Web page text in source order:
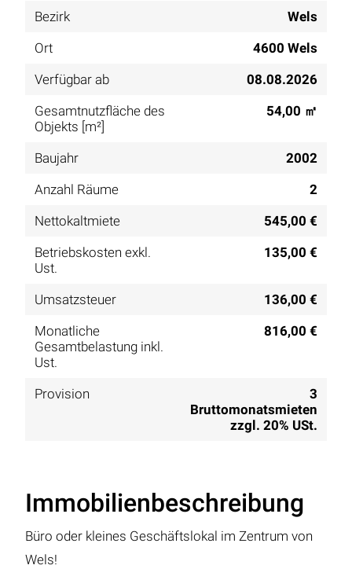
Bezirk
Wels
Ort
4600 Wels
Verfügbar ab
08.08.2026
Gesamtnutzfläche des
Objekts [m²]
54,00 ㎡
Baujahr
2002
Anzahl Räume
2
Nettokaltmiete
545,00 €
Betriebskosten exkl.
Ust.
135,00 €
Umsatzsteuer
136,00 €
Monatliche
Gesamtbelastung inkl.
Ust.
816,00 €
Provision
3
Bruttomonatsmieten
zzgl. 20% USt.
Immobilienbeschreibung
Büro oder kleines Geschäftslokal im Zentrum von
Wels!